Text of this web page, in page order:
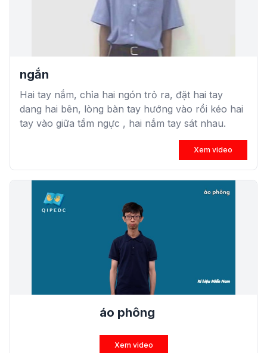
ngắn
Hai tay nắm, chỉa hai ngón trỏ ra, đặt hai tay
dang hai bên, lòng bàn tay hướng vào rồi kéo hai
tay vào giữa tầm ngực , hai nắm tay sát nhau.
Xem video
áo phông
Xem video